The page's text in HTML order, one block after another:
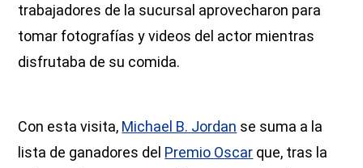
trabajadores de la sucursal aprovecharon para
tomar fotografías y videos del actor mientras
disfrutaba de su comida.
Con esta visita, Michael B. Jordan se suma a la
lista de ganadores del Premio Oscar que, tras la